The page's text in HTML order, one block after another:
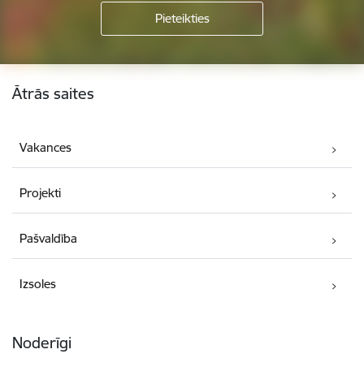
Kājene
Ātrās saites
Vakances
Projekti
Pašvaldība
Izsoles
Noderīgi